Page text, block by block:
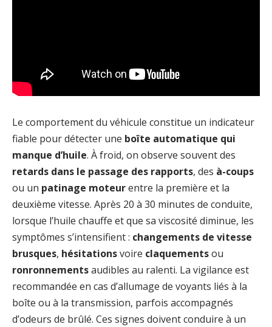
Le comportement du véhicule constitue un indicateur
fiable pour détecter une boîte automatique qui
manque d’huile. À froid, on observe souvent des
retards dans le passage des rapports, des à-coups
ou un patinage moteurentre la première et la
deuxième vitesse. Après 20 à 30 minutes de conduite,
lorsque l’huile chauffe et que sa viscosité diminue, les
symptômes s’intensifient : changements de vitesse
brusques, hésitationsvoire claquementsou
ronronnementsaudibles au ralenti. La vigilance est
recommandée en cas d’allumage de voyants liés à la
boîte ou à la transmission, parfois accompagnés
d’odeurs de brûlé. Ces signes doivent conduire à un